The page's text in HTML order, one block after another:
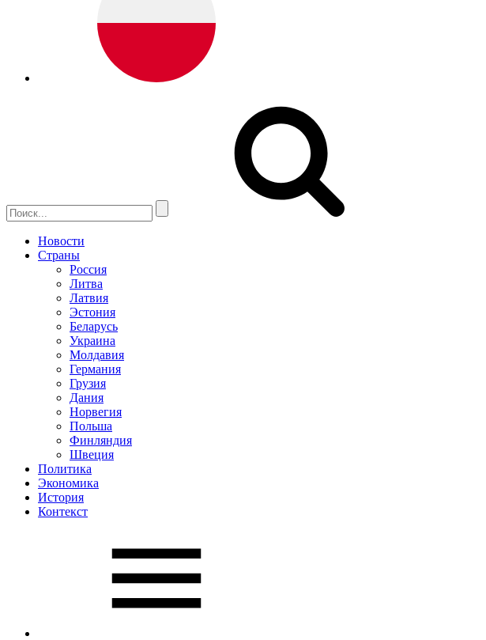
Новости
Страны
Россия
Литва
Латвия
Эстония
Беларусь
Украина
Молдавия
Германия
Грузия
Дания
Норвегия
Польша
Финляндия
Швеция
Политика
Экономика
История
Контекст